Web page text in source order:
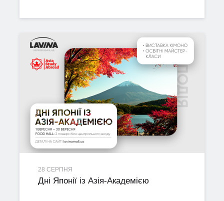
28 СЕРПНЯ
Дні Японії із Азія-Академією